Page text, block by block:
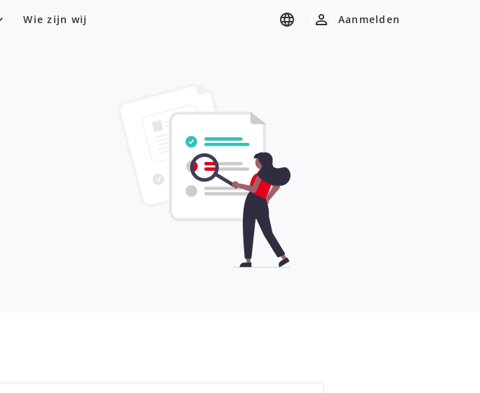
Wie zijn wij Aanmelden